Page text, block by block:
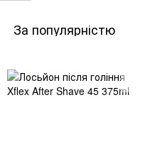
За популярністю